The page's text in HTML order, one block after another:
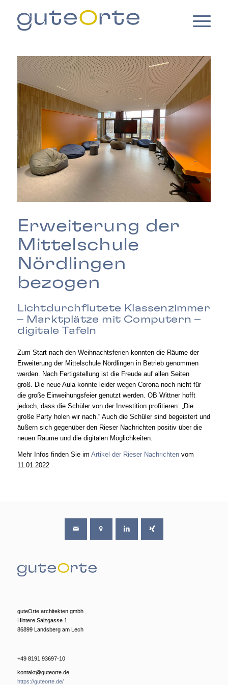
Erweiterung der
Mittelschule
Nördlingen
bezogen
Lichtdurchflutete Klassenzimmer
– Marktplätze mit Computern –
digitale Tafeln
Zum Start nach den Weihnachtsferien konnten die Räume der
Erweiterung der Mittelschule Nördlingen in Betrieb genommen
werden. Nach Fertigstellung ist die Freude auf allen Seiten
groß. Die neue Aula konnte leider wegen Corona noch nicht für
die große Einweihungsfeier genutzt werden. OB Wittner hofft
jedoch, dass die Schüler von der Investition profitieren: „Die
große Party holen wir nach.“ Auch die Schüler sind begeistert und
äußern sich gegenüber den Rieser Nachrichten positiv über die
neuen Räume und die digitalen Möglichkeiten.
Mehr Infos finden Sie im Artikel der Rieser Nachrichtenvom
11.01.2022
guteOrte architekten gmbh
Hintere Salzgasse 1
86899 Landsberg am Lech
+49 8191 93697-10
kontakt@guteorte.de
https://guteorte.de/